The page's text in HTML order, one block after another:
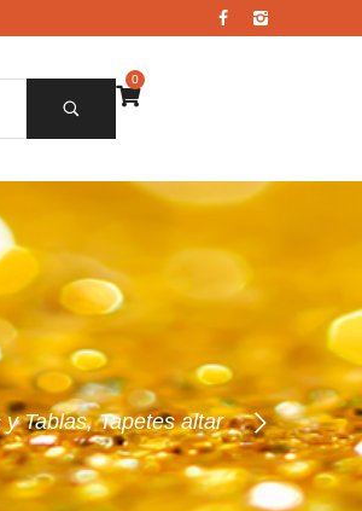
0
y Tablas, Tapetes altar